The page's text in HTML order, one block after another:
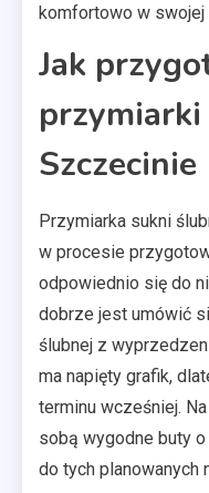
komfortowo w swojej
Jak
Szczecinie
Przymiarka sukni
w procesie
odpowiednio się do
dobrze jest umówić
ślubnej z
ma napięty grafik,
terminu wcześniej.
sobą wygodne buty
do tych planowanych